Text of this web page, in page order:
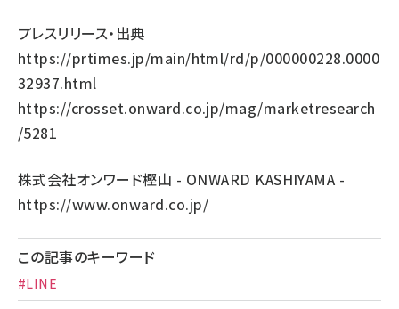
プレスリリース・出典
https://prtimes.jp/main/html/rd/p/000000228.0000
32937.html
https://crosset.onward.co.jp/mag/marketresearch
/5281
株式会社オンワード樫山 - ONWARD KASHIYAMA -
https://www.onward.co.jp/
この記事のキーワード
#LINE